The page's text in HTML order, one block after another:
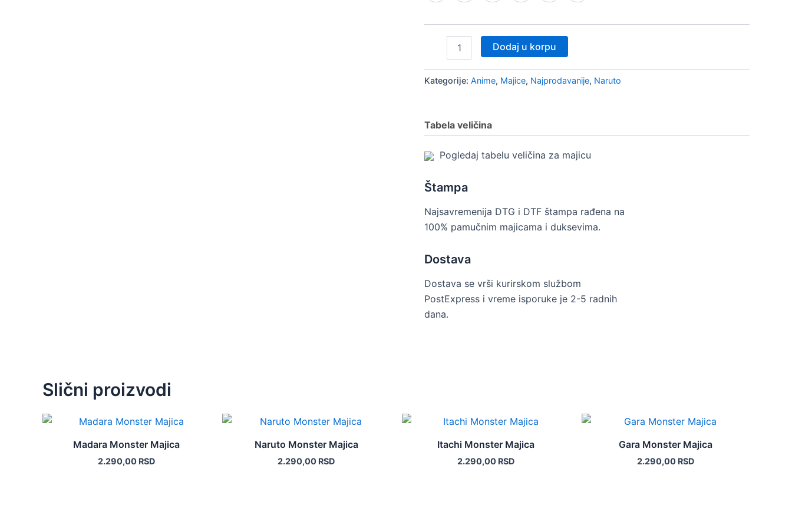
Dodaj u korpu
Kategorije: Anime, Majice, Najprodavanije, Naruto
Tabela veličina
Pogledaj tabelu veličina za majicu
Štampa
Najsavremenija DTG i DTF štampa rađena na
100% pamučnim majicama i duksevima.
Dostava
Dostava se vrši kurirskom službom
PostExpress i vreme isporuke je 2-5 radnih
dana.
Slični proizvodi
Madara Monster Majica
2.290,00 RSD
Ovaj
ima
više
Naruto Monster Majica
2.290,00 RSD
Ovaj
ima
više
Itachi Monster Majica
2.290,00 RSD
Ovaj
ima
više
Gara Monster Majica
2.290,00 RSD
Ovaj
ima
više